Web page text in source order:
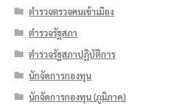
ตำรวจตรวจคนเข้าเมือง
ตำรวจรัฐสภา
ตำรวจรัฐสภาปฏิบัติการ
นักจัดการกองทุน
นักจัดการกองทุน (ภูมิภาค)